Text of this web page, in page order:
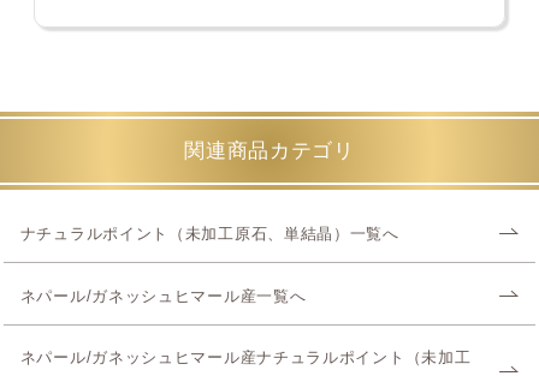
関連商品カテゴリ
ナチュラルポイント（未加工原石、単結晶）一覧へ
ネパール/ガネッシュヒマール産一覧へ
ネパール/ガネッシュヒマール産ナチュラルポイント（未加工